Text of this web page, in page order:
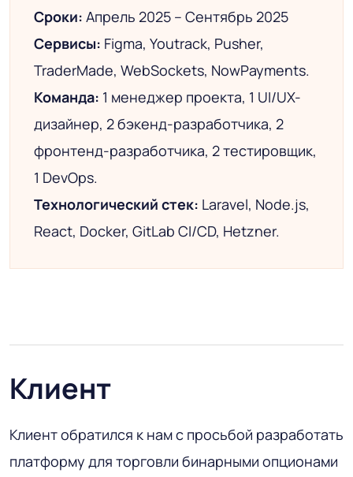
Сроки: Апрель 2025 – Сентябрь 2025
Сервисы: Figma, Youtrack, Pusher,
TraderMade, WebSockets, NowPayments.
Команда: 1 менеджер проекта, 1 UI/UX-
дизайнер, 2 бэкенд-разработчика, 2
фронтенд-разработчика, 2 тестировщик,
1 DevOps.
Технологический стек: Laravel, Node.js,
React, Docker, GitLab CI/CD, Hetzner.
Клиент
Клиент обратился к нам с просьбой разработать
платформу для торговли бинарными опционами